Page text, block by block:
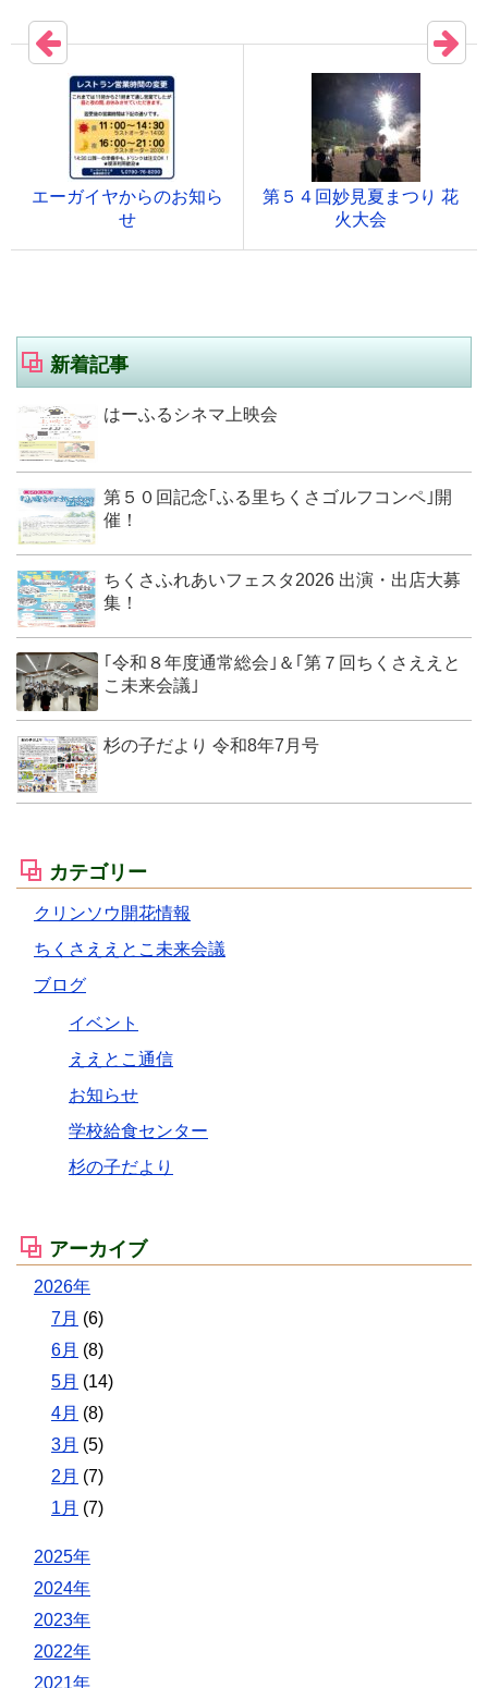
エーガイヤからのお知ら
せ
第５４回妙見夏まつり 花
火大会
新着記事
はーふるシネマ上映会
第５０回記念｢ふる里ちくさゴルフコンペ｣開
催！
ちくさふれあいフェスタ2026 出演・出店大募
集！
｢令和８年度通常総会｣＆｢第７回ちくさええと
こ未来会議｣
杉の子だより 令和8年7月号
カテゴリー
クリンソウ開花情報
ちくさええとこ未来会議
ブログ
イベント
ええとこ通信
お知らせ
学校給食センター
杉の子だより
アーカイブ
2026年
7月 (6)
6月 (8)
5月 (14)
4月 (8)
3月 (5)
2月 (7)
1月 (7)
2025年
2024年
2023年
2022年
2021年